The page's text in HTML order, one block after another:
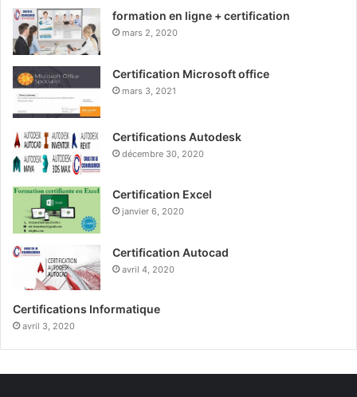
formation en ligne + certification
mars 2, 2020
Certification Microsoft office
mars 3, 2021
Certifications Autodesk
décembre 30, 2020
Certification Excel
janvier 6, 2020
Certification Autocad
avril 4, 2020
Certifications Informatique
avril 3, 2020